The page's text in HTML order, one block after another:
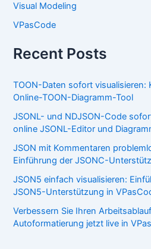
Visual Modeling
VPasCode
Recent Posts
TOON-Daten sofort visualisieren:
Online-TOON-Diagramm-Tool
JSONL- und NDJSON-Code
online JSONL-Editor und
JSON mit Kommentaren
Einführung der JSONC-
JSON5 einfach visualisieren:
JSON5-Unterstützung in
Verbessern Sie Ihren
Autoformatierung jetzt live in